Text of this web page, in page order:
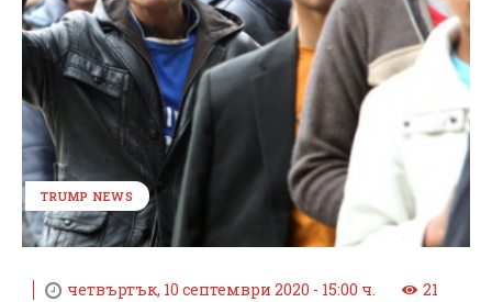
TRUMP NEWS
четвъртък, 10 септември 2020 - 15:00 ч. 21